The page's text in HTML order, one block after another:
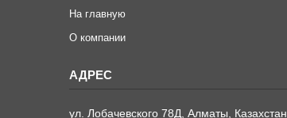
На главную
О компании
ул. Лобачевского 78Д, Алматы, Казахстан